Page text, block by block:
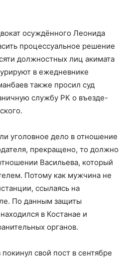
осуждённого Леонида
процессуальное решение
должностных лиц акимата
в ежедневнике
также просил суд
службу РК о въезде-
уголовное дело в отношение
прекращено, то должно
Васильева, который
Потому как мужчина не
ссылаясь на
По данным защиты
в Костанае и
органов.
свой пост в сентябре